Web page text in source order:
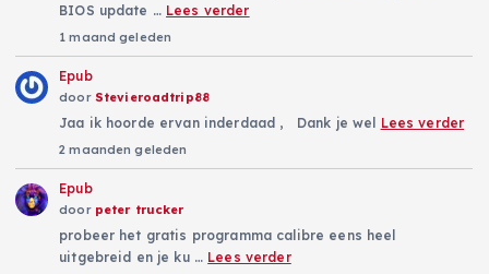
BIOS update … Lees verder
1 maand geleden
Epub
door Stevieroadtrip88
Jaa ik hoorde ervan inderdaad , Dank je wel Lees verder
2 maanden geleden
Epub
door peter trucker
probeer het gratis programma calibre eens heel
uitgebreid en je ku … Lees verder